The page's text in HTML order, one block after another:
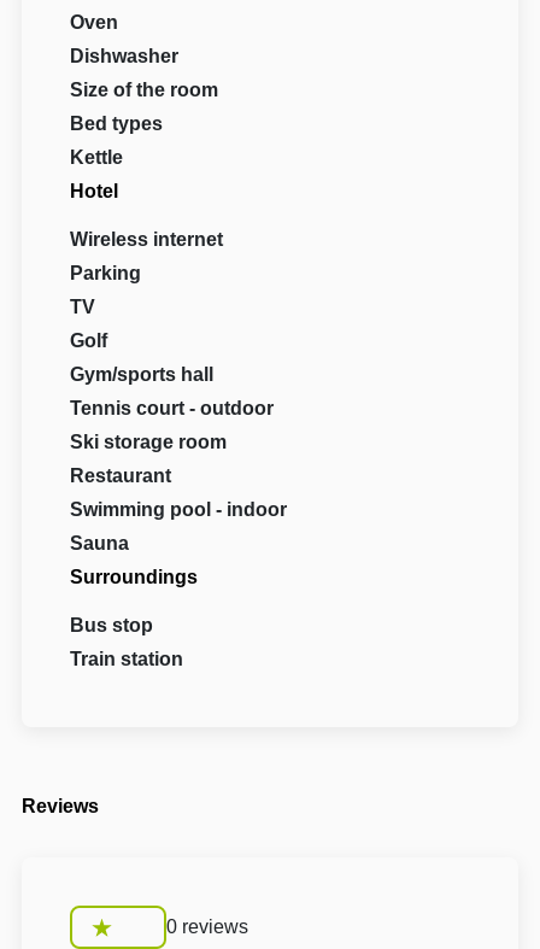
Oven
Dishwasher
Size of the room
Bed types
Kettle
Hotel
Wireless internet
Parking
TV
Golf
Gym/sports hall
Tennis court - outdoor
Ski storage room
Restaurant
Swimming pool - indoor
Sauna
Surroundings
Bus stop
Train station
Reviews
0 reviews